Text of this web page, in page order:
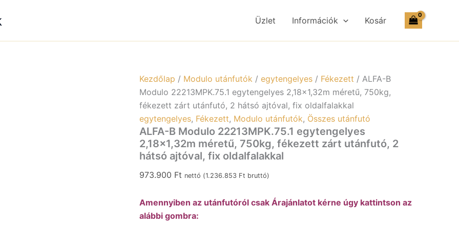
Üzlet Információk Kosár
Kezdőlap / Modulo utánfutók / egytengelyes / Fékezett / ALFA-B
Modulo 22213MPK.75.1 egytengelyes 2,18×1,32m méretű, 750kg,
fékezett zárt utánfutó, 2 hátsó ajtóval, fix oldalfalakkal
egytengelyes, Fékezett, Modulo utánfutók, Összes utánfutó
ALFA-B Modulo 22213MPK.75.1 egytengelyes
2,18×1,32m méretű, 750kg, fékezett zárt utánfutó, 2
hátsó ajtóval, fix oldalfalakkal
973.900 Ft nettó (1.236.853 Ft bruttó)
Amennyiben az utánfutóról csak Árajánlatot kérne úgy kattintson az
alábbi gombra:
2,18×1,32m
750kg,
utánfutó,
hátsó
ajtóval,
fix
oldalfalakkal
mennyiség